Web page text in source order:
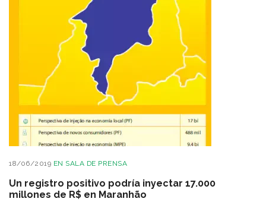
18/06/2019 EN SALA DE PRENSA
Un registro positivo podría inyectar 17.000
millones de R$ en Maranhão